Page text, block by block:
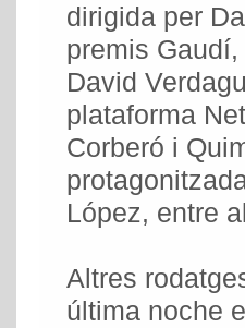
dirigida per
premis
David
plataforma
Corberó i
López, entre
Altres
última noche